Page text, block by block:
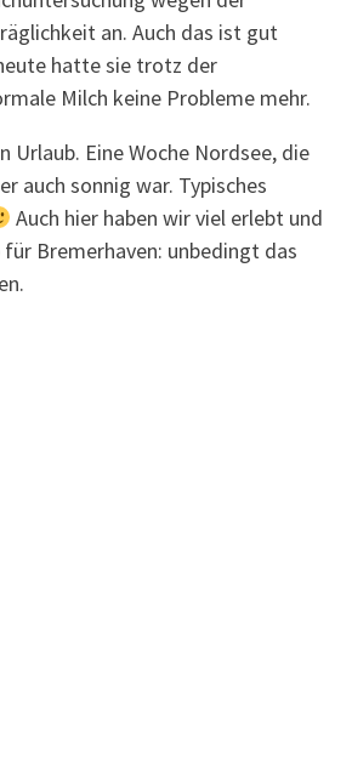
an. Auch das ist gut
hatte sie trotz der
Milch keine Probleme mehr.
Urlaub. Eine Woche Nordsee, die
auch sonnig war. Typisches
Auch hier haben wir viel erlebt und
Bremerhaven: unbedingt das